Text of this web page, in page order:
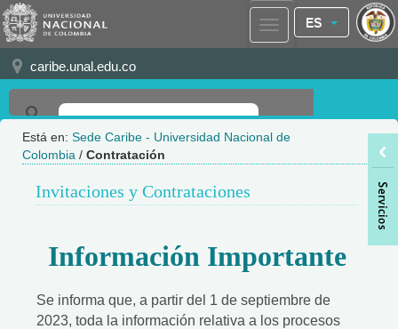
ES
caribe.unal.edu.co
Está en: Sede Caribe - Universidad Nacional de
Colombia / Contratación
Invitaciones y Contrataciones
Información Importante
Se informa que, a partir del 1 de septiembre de
2023, toda la información relativa a los procesos